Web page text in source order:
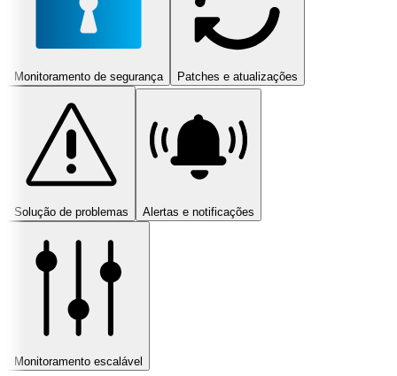
Monitoramento de segurança Patches e atualizações
Solução de problemas Alertas e notificações
Monitoramento escalável